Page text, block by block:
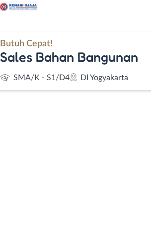
Butuh Cepat!
Sales Bahan Bangunan
SMA/K - S1/D4 DI Yogyakarta